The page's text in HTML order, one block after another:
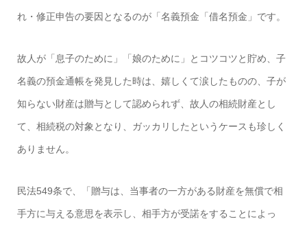
れ・修正申告の要因となるのが「名義預金「借名預金」です。
故人が「息子のために」「娘のために」とコツコツと貯め、子
名義の預金通帳を発見した時は、嬉しくて涙したものの、子が
知らない財産は贈与として認められず、故人の相続財産とし
て、相続税の対象となり、ガッカリしたというケースも珍しく
ありません。
民法549条で、「贈与は、当事者の一方がある財産を無償で相
手方に与える意思を表示し、相手方が受諾をすることによっ